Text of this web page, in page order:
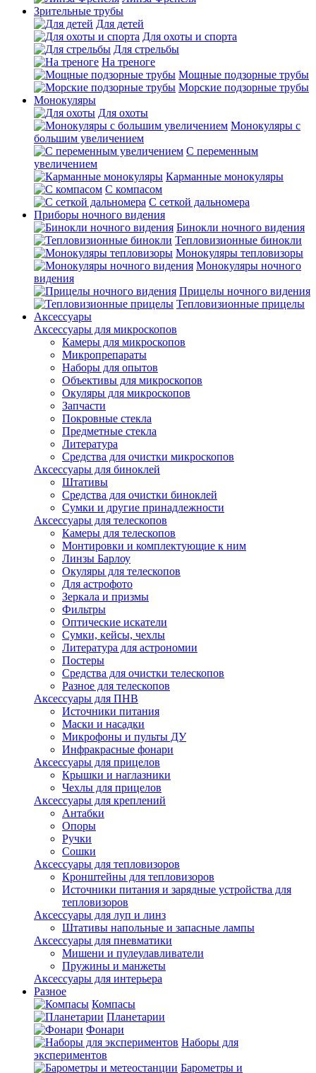
Зрительные трубы
Для детей
Для охоты и спорта
Для стрельбы
На треноге
Мощные подзорные трубы
Морские подзорные трубы
Монокуляры
Для охоты
Монокуляры с
большим увеличением
С переменным
увеличением
Карманные монокуляры
С компасом
С сеткой дальномера
Приборы ночного видения
Бинокли ночного видения
Тепловизионные бинокли
Монокуляры тепловизоры
Монокуляры ночного
видения
Прицелы ночного видения
Тепловизионные прицелы
Аксессуары
Аксессуары для микроскопов
Камеры для микроскопов
Микропрепараты
Наборы для опытов
Объективы для микроскопов
Окуляры для микроскопов
Запчасти
Покровные стекла
Предметные стекла
Литература
Средства для очистки микроскопов
Аксессуары для биноклей
Штативы
Средства для очистки биноклей
Сумки и другие принадлежности
Аксессуары для телескопов
Камеры для телескопов
Монтировки и комплектующие к ним
Линзы Барлоу
Окуляры для телескопов
Для астрофото
Зеркала и призмы
Фильтры
Оптические искатели
Сумки, кейсы, чехлы
Литература для астрономии
Постеры
Средства для очистки телескопов
Разное для телескопов
Аксессуары для ПНВ
Источники питания
Маски и насадки
Микрофоны и пульты ДУ
Инфракрасные фонари
Аксессуары для прицелов
Крышки и наглазники
Чехлы для прицелов
Аксессуары для креплений
Антабки
Опоры
Ручки
Сошки
Аксессуары для тепловизоров
Кронштейны для тепловизоров
Источники питания и зарядные устройства для
тепловизоров
Аксессуары для луп и линз
Штативы напольные и запасные лампы
Аксессуары для пневматики
Мишени и пулеулавливатели
Пружины и манжеты
Аксессуары для интерьера
Разное
Компасы
Планетарии
Фонари
Наборы для
экспериментов
Барометры и